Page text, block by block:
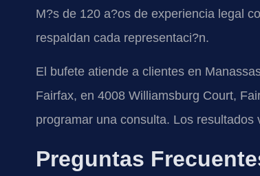
M?s de 120 a?os de experiencia legal
respaldan cada representaci?n.
El bufete atiende a clientes en
Fairfax, en 4008 Williamsburg Court,
programar una consulta. Los resultados
Preguntas